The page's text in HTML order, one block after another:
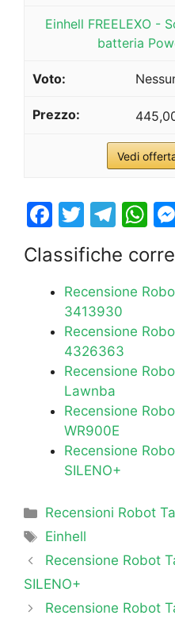
Einhell FREELEXO -
batteria
Vedi
F
c
e
b
o
o
k
T
w
itt
er
T
e
gr
a
m
W
at
s
p
p
Classifiche
Recensione
3413930
Recensione
4326363
Recensione
Lawnba
Recensione
WR900E
Recensione
SILENO+
Categorie
Recensioni Robot
Tag
Einhell
Recensione Robot
SILENO+
Recensione Robot